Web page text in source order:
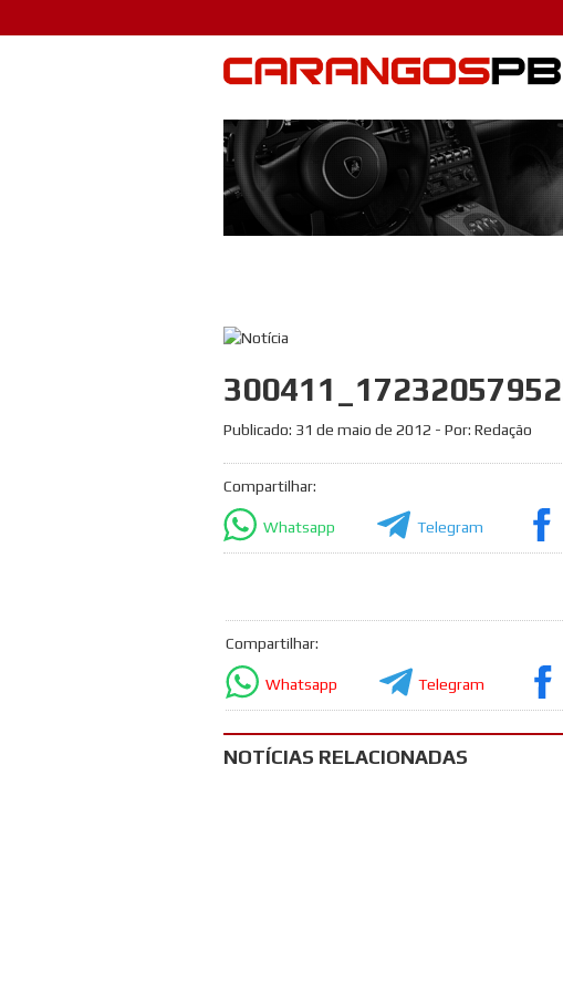
Publicado: 31 de maio de 2012 - Por: Redação
Compartilhar:
Whatsapp Telegram
Compartilhar:
Whatsapp Telegram
NOTÍCIAS RELACIONADAS